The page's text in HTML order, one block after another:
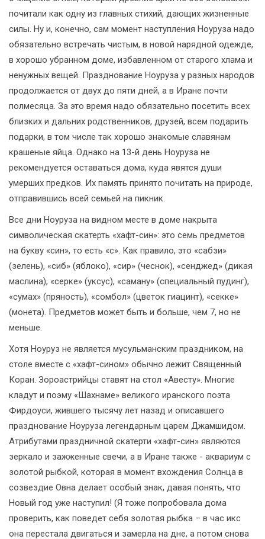
почитали как одну из главных стихий, дающих жизненные
силы. Ну и, конечно, сам момент наступления Ноуруза надо
обязательно встречать чистым, в новой нарядной одежде,
в хорошо убранном доме, избавленном от старого хлама и
ненужных вещей. Празднование Ноуруза у разных народов
продолжается от двух до пяти дней, а в Иране почти
полмесяца. За это время надо обязательно посетить всех
близких и дальних родственников, друзей, всем подарить
подарки, в том числе так хорошо знакомые славянам
крашеные яйца. Однако на 13-й день Ноуруза не
рекомендуется оставаться дома, куда явятся души
умерших предков. Их память принято почитать на природе,
отправившись всей семьей на пикник.
Все дни Ноуруза на видном месте в доме накрыта
символическая скатерть «хафт-син»: это семь предметов
на букву «син», то есть «с». Как правило, это «сабзи»
(зелень), «сиб» (яблоко), «сир» (чеснок), «сенджед» (дикая
маслина), «серке» (уксус), «саману» (специальный пудинг),
«сумах» (пряность), «сомбол» (цветок гиацинт), «секке»
(монета). Предметов может быть и больше, чем 7, но не
меньше.
Хотя Ноуруз не является мусульманским праздником, на
столе вместе с «хафт-сином» обычно лежит Священный
Коран. Зороастрийцы ставят на стол «Авесту». Многие
кладут и поэму «Шахнаме» великого иранского поэта
Фирдоуси, жившего тысячу лет назад и описавшего
празднование Ноуруза легендарным царем Джамшидом.
Атрибутами праздничной скатерти «хафт-син» являются
зеркало и зажженные свечи, а в Иране также - аквариум с
золотой рыбкой, которая в момент вхождения Солнца в
созвездие Овна делает особый знак, давая понять, что
Новый год уже наступил! (Я тоже попробовала дома
проверить, как поведет себя золотая рыбка – в час икс
она перестала двигаться и замерла на дне, а потом снова